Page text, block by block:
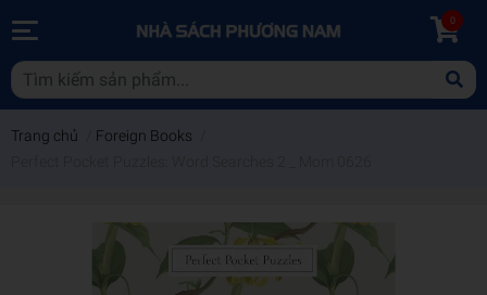
0
Trang chủ Foreign Books